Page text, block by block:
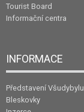
Tourist Board
Informační centra
INFORMACE
Představení Všudybylu
Bleskovky